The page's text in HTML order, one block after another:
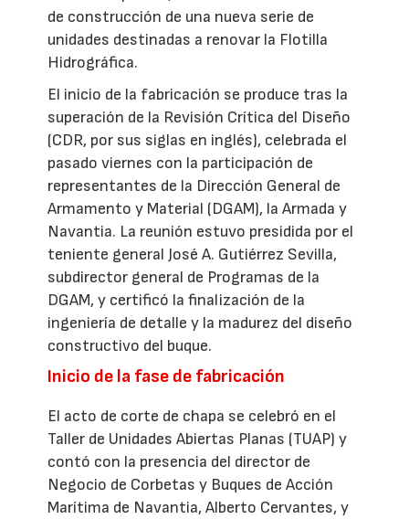
de construcción de una nueva serie de
unidades destinadas a renovar la Flotilla
Hidrográfica.
El inicio de la fabricación se produce tras la
superación de la Revisión Crítica del Diseño
(CDR, por sus siglas en inglés), celebrada el
pasado viernes con la participación de
representantes de la Dirección General de
Armamento y Material (DGAM), la Armada y
Navantia. La reunión estuvo presidida por el
teniente general José A. Gutiérrez Sevilla,
subdirector general de Programas de la
DGAM, y certificó la finalización de la
ingeniería de detalle y la madurez del diseño
constructivo del buque.
Inicio de la fase de fabricación
El acto de corte de chapa se celebró en el
Taller de Unidades Abiertas Planas (TUAP) y
contó con la presencia del director de
Negocio de Corbetas y Buques de Acción
Marítima de Navantia, Alberto Cervantes, y